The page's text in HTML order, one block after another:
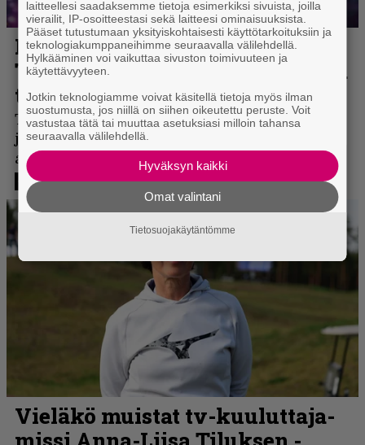
laitteellesi saadaksemme tietoja esimerkiksi sivuista, joilla
vierailit, IP-osoitteestasi sekä laitteesi ominaisuuksista.
Pääset tutustumaan yksityiskohtaisesti käyttötarkoituksiin ja
teknologiakumppaneihimme seuraavalla välilehdellä.
Hylkääminen voi vaikuttaa sivuston toimivuuteen ja
käytettävyyteen.
Jotkin teknologiamme voivat käsitellä tietoja myös ilman
suostumusta, jos niillä on siihen oikeutettu peruste. Voit
vastustaa tätä tai muuttaa asetuksiasi milloin tahansa
seuraavalla välilehdellä.
Hyväksyn kaikki
Omat valintani
Tietosuojakäytäntömme